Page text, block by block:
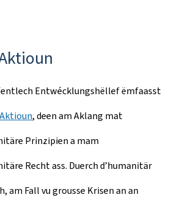
Entwécklungshëllef ëmfaasst
, deen am Aklang mat
Prinzipien a mam
Recht ass. Duerch d’humanitär
am Fall vu grousse Krisen an an